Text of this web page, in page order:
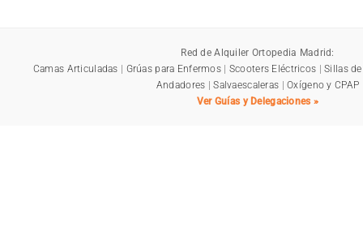
Red de Alquiler Ortopedia Madrid:
Camas Articuladas | Grúas para Enfermos | Scooters Eléctricos |Sillas
Andadores |Salvaescaleras |Oxígeno y CPAP
Ver Guías y Delegaciones »